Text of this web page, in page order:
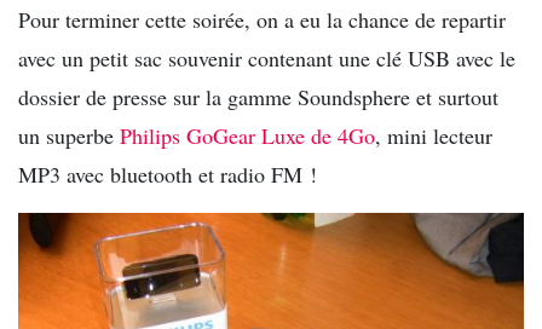
Pour terminer cette soirée, on a eu la chance de repartir
avec un petit sac souvenir contenant une clé USB avec le
dossier de presse sur la gamme Soundsphere et surtout
un superbe Philips GoGear Luxe de 4Go, mini lecteur
MP3 avec bluetooth et radio FM !